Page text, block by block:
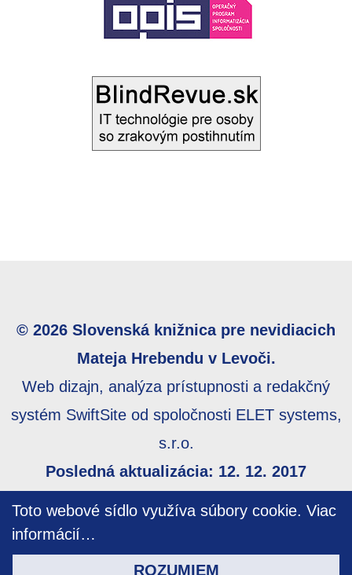
Toto webové sídlo využíva súbory cookie. Viac
informácií…
ROZUMIEM
© 2026 Slovenská knižnica pre nevidiacich
Mateja Hrebendu v Levoči.
Web dizajn, analýza prístupnosti a redakčný
systém SwiftSite od spoločnosti ELET systems,
s.r.o.
Posledná aktualizácia: 12. 12. 2017
prístupnosti